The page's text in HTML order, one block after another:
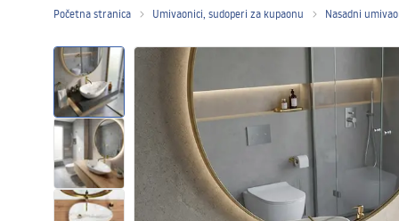
Tuš vrata
Tuš kade
Tuš Kanalice
Početna stranica Umivaonici, sudoperi za kupaonu Nasadni